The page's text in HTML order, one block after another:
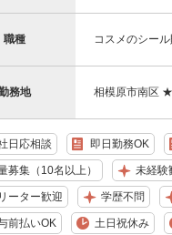
職種 コスメのシール
務地 相模原市南区
日応相談 即日勤務OK
募集（10名以上） 未経験
ーター歓迎 学歴不問
前払いOK 土日祝休み